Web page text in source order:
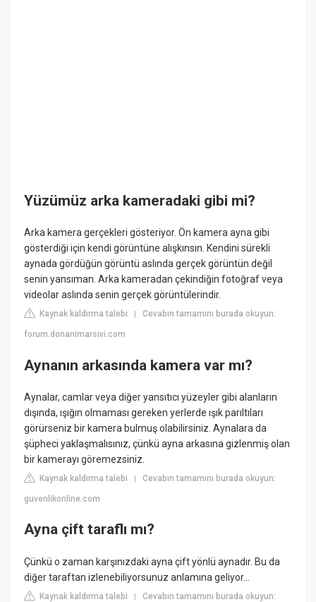
Yüzümüz arka kameradaki gibi mi?
Arka kamera gerçekleri gösteriyor. Ön kamera ayna gibi
gösterdiği için kendi görüntüne alışkınsın. Kendini sürekli
aynada gördüğün görüntü aslında gerçek görüntün değil
senin yansıman. Arka kameradan çekindiğin fotoğraf veya
videolar aslında senin gerçek görüntülerindir.
Kaynak kaldırma talebi |Cevabın tamamını burada okuyun:
forum.donanimarsivi.com
Aynanın arkasında kamera var mı?
Aynalar, camlar veya diğer yansıtıcı yüzeyler gibi alanların
dışında, ışığın olmaması gereken yerlerde ışık parıltıları
görürseniz bir kamera bulmuş olabilirsiniz. Aynalara da
şüpheci yaklaşmalısınız, çünkü ayna arkasına gizlenmiş olan
bir kamerayı göremezsiniz.
Kaynak kaldırma talebi |Cevabın tamamını burada okuyun:
guvenlikonline.com
Ayna çift taraflı mı?
Çünkü o zaman karşınızdaki ayna çift yönlü aynadır. Bu da
diğer taraftan izlenebiliyorsunuz anlamına geliyor...
Kaynak kaldırma talebi |Cevabın tamamını burada okuyun: